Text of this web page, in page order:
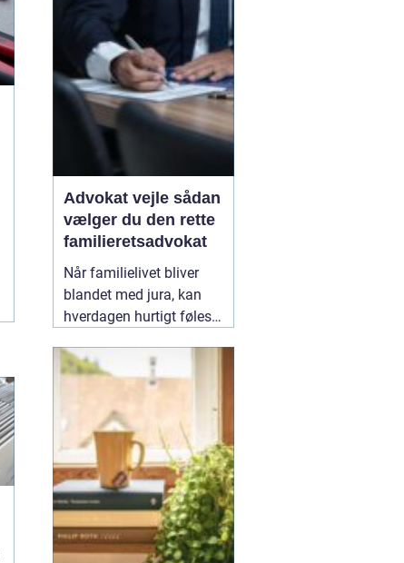
hvordan vurd...
Advokat vejle sådan
vælger du den rette
familieretsadvokat
Når familielivet bliver
blandet med jura, kan
hverdagen hurtigt føles
om børn, ægteskab, arv
eller bolig handler
sjældent kun om
paragraffer, men også
om følelser, tryghed og
fremtid. I sådan en
situation kan en09
February 2026